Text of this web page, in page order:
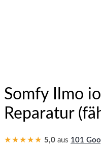
Somfy Ilmo
Reparatur
★★★★★ 5,0 aus 101